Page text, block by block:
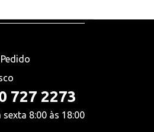
727 2273
sexta 8:00 às 18:00